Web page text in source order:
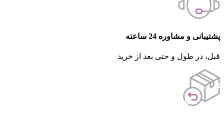
پشتیبانی و مشاوره 24 ساعته
قبل، در طول و حتی بعد از خرید